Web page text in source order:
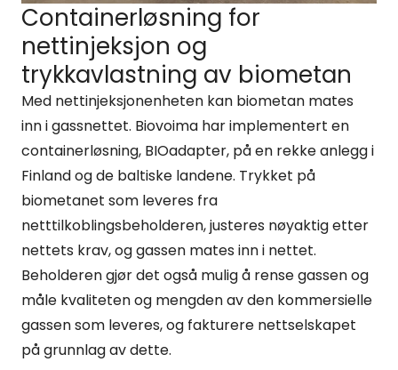
Containerløsning for
nettinjeksjon og
trykkavlastning av biometan
Med nettinjeksjonenheten kan biometan mates
inn i gassnettet. Biovoima har implementert en
containerløsning, BIOadapter, på en rekke anlegg i
Finland og de baltiske landene. Trykket på
biometanet som leveres fra
netttilkoblingsbeholderen, justeres nøyaktig etter
nettets krav, og gassen mates inn i nettet.
Beholderen gjør det også mulig å rense gassen og
måle kvaliteten og mengden av den kommersielle
gassen som leveres, og fakturere nettselskapet
på grunnlag av dette.